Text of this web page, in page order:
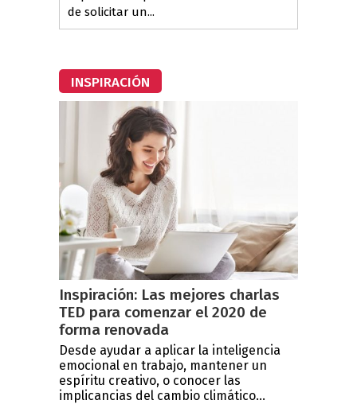
de solicitar un...
INSPIRACIÓN
Inspiración: Las mejores charlas
TED para comenzar el 2020 de
forma renovada
Desde ayudar a aplicar la inteligencia
emocional en trabajo, mantener un
espíritu creativo, o conocer las
implicancias del cambio climático...